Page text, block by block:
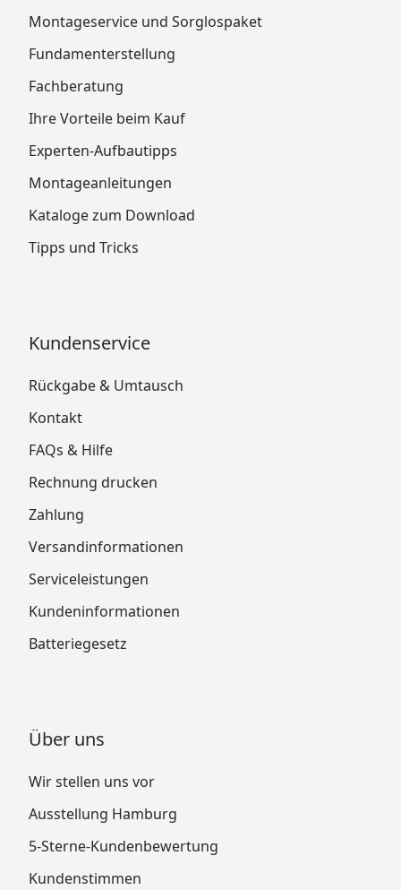
Montageservice und Sorglospaket
Fundamenterstellung
Fachberatung
Ihre Vorteile beim Kauf
Experten-Aufbautipps
Montageanleitungen
Kataloge zum Download
Tipps und Tricks
Kundenservice
Rückgabe & Umtausch
Kontakt
FAQs & Hilfe
Rechnung drucken
Zahlung
Versandinformationen
Serviceleistungen
Kundeninformationen
Batteriegesetz
Über uns
Wir stellen uns vor
Ausstellung Hamburg
5-Sterne-Kundenbewertung
Kundenstimmen